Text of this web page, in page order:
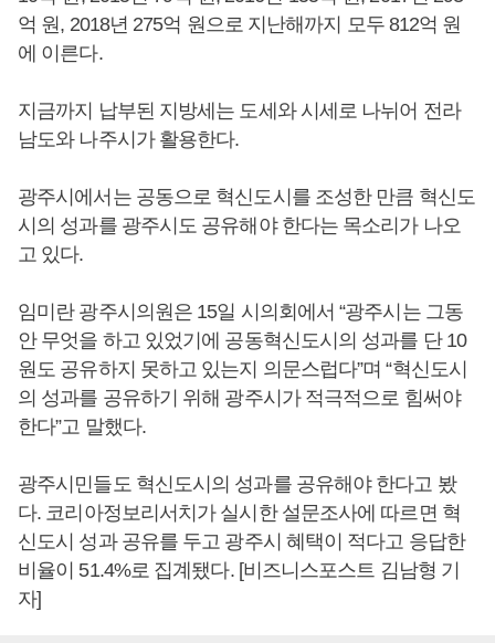
억 원, 2018년 275억 원으로 지난해까지 모두 812억 원
에 이른다.
지금까지 납부된 지방세는 도세와 시세로 나뉘어 전라
남도와 나주시가 활용한다.
광주시에서는 공동으로 혁신도시를 조성한 만큼 혁신도
시의 성과를 광주시도 공유해야 한다는 목소리가 나오
고 있다.
임미란 광주시의원은 15일 시의회에서 “광주시는 그동
안 무엇을 하고 있었기에 공동혁신도시의 성과를 단 10
원도 공유하지 못하고 있는지 의문스럽다”며 “혁신도시
의 성과를 공유하기 위해 광주시가 적극적으로 힘써야
한다”고 말했다.
광주시민들도 혁신도시의 성과를 공유해야 한다고 봤
다. 코리아정보리서치가 실시한 설문조사에 따르면 혁
신도시 성과 공유를 두고 광주시 혜택이 적다고 응답한
비율이 51.4%로 집계됐다. [비즈니스포스트 김남형 기
자]